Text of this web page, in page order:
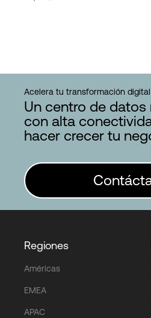
Acelera tu transformación
Un centro de datos
con alta
hacer crecer tu
Regiones
Américas
EMEA
APAC